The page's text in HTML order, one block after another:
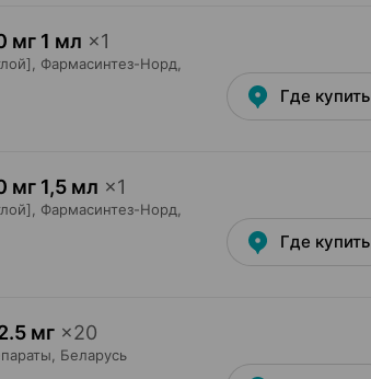
мг 1 мл ×1
Фармасинтез-Норд
Где купить
мг 1,5 мл ×1
Фармасинтез-Норд
Где купить
мг ×20
, Беларусь